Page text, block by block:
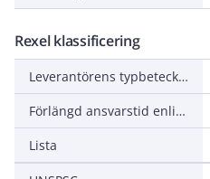
Rexel klassificering
Leverantörens typbeteckning
Förlängd ansvarstid enligt ALEM-09
Lista